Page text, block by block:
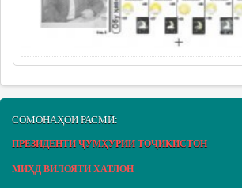
СОМОНАҲОИ РАСМӢ:
ПРЕЗИДЕНТИ ҶУМҲУРИИ ТОҶИКИСТОН
МИҲД ВИЛОЯТИ ХАТЛОН